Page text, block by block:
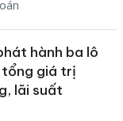
hành ba lô
tổng giá trị
lãi suất